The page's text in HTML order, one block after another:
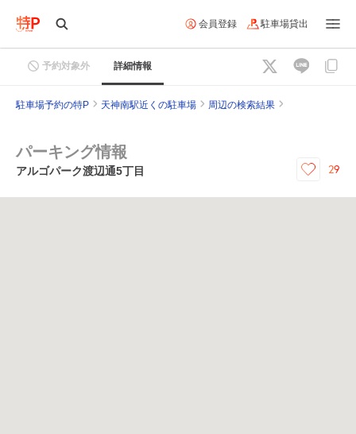
会員登録 駐車場貸出
予約対象外 詳細情報
駐車場予約の特P 天神南駅近くの駐車場 周辺の検索結果
パーキング情報
アルゴパーク渡辺通5丁目 29